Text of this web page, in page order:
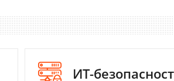
ИТ-